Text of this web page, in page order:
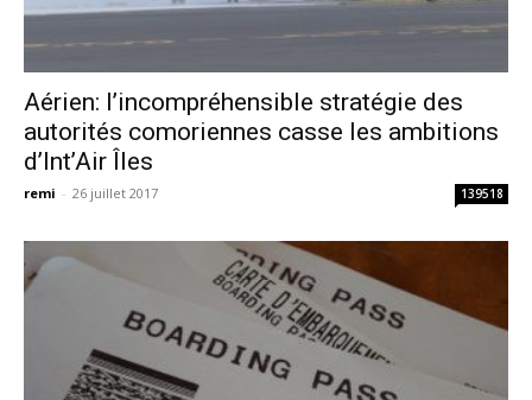
Aérien: l’incompréhensible stratégie des
autorités comoriennes casse les ambitions
d’Int’Air Îles
remi - 26 juillet 2017 139518